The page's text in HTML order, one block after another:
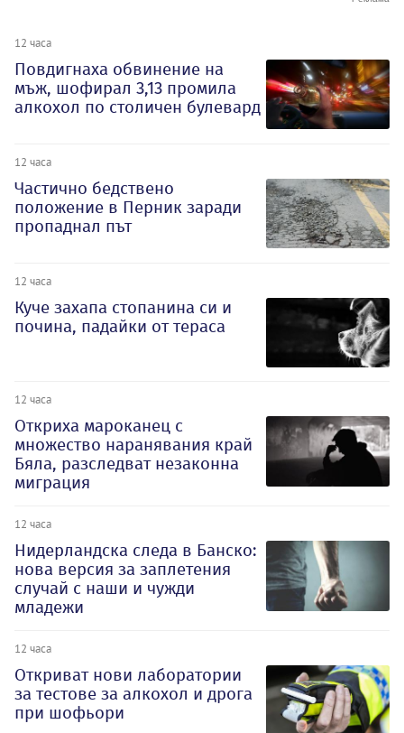
12 часа
Повдигнаха обвинение на
мъж, шофирал 3,13 промила
алкохол по столичен булевард
12 часа
Частично бедствено
положение в Перник заради
пропаднал път
12 часа
Куче захапа стопанина си и
почина, падайки от тераса
12 часа
Откриха мароканец с
множество наранявания край
Бяла, разследват незаконна
миграция
12 часа
Нидерландска следа в Банско:
нова версия за заплетения
случай с наши и чужди
младежи
12 часа
Откриват нови лаборатории
за тестове за алкохол и дрога
при шофьори